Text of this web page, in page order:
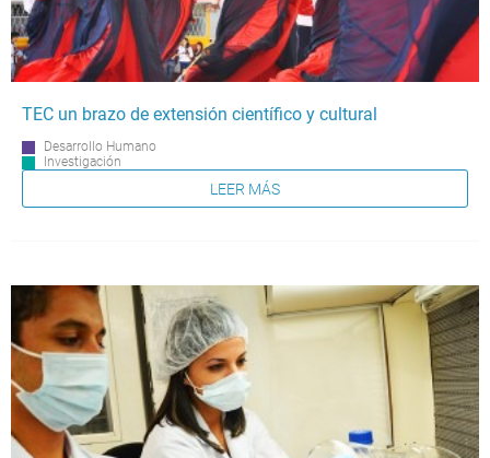
TEC un brazo de extensión científico y cultural
Desarrollo Humano
Investigación
LEER MÁS